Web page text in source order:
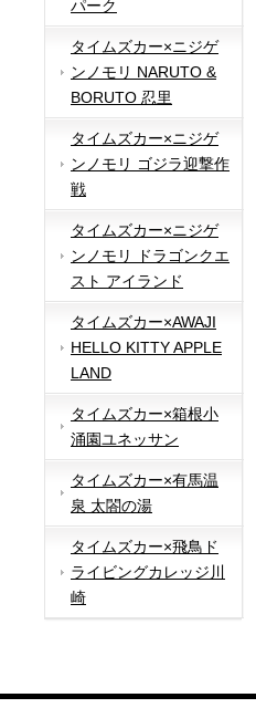
パーク
タイムズカー×ニジゲ
ンノモリ NARUTO &
BORUTO 忍里
タイムズカー×ニジゲ
ンノモリ ゴジラ迎撃作
戦
タイムズカー×ニジゲ
ンノモリ ドラゴンクエ
スト アイランド
タイムズカー×AWAJI
HELLO KITTY APPLE
LAND
タイムズカー×箱根小
涌園ユネッサン
タイムズカー×有馬温
泉 太閤の湯
タイムズカー×飛鳥ド
ライビングカレッジ川
崎